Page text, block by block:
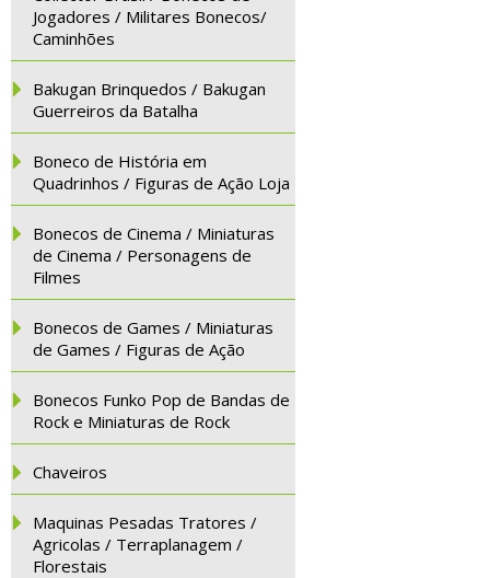
Jogadores / Militares Bonecos/
Caminhões
Bakugan Brinquedos / Bakugan
Guerreiros da Batalha
Boneco de História em
Quadrinhos / Figuras de Ação Loja
Bonecos de Cinema / Miniaturas
de Cinema / Personagens de
Filmes
Bonecos de Games / Miniaturas
de Games / Figuras de Ação
Bonecos Funko Pop de Bandas de
Rock e Miniaturas de Rock
Chaveiros
Maquinas Pesadas Tratores /
Agricolas / Terraplanagem /
Florestais